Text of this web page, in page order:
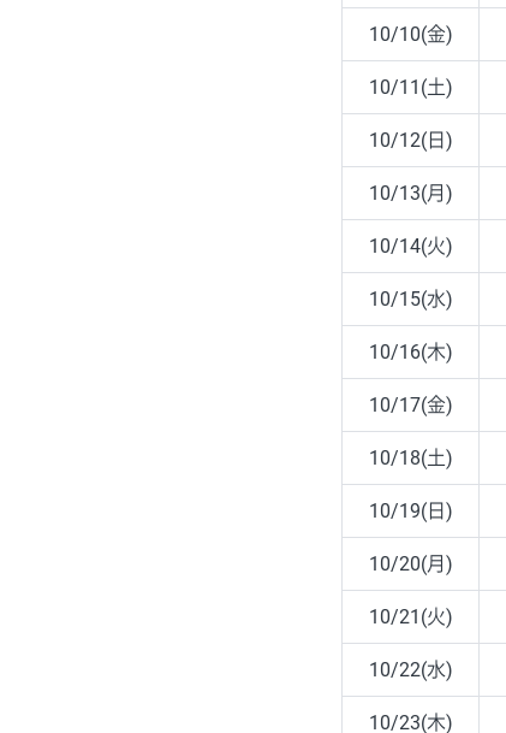
10/10(金)
10/11(土)
10/12(日)
10/13(月)
10/14(火)
10/15(水)
10/16(木)
10/17(金)
10/18(土)
10/19(日)
10/20(月)
10/21(火)
10/22(水)
10/23(木)